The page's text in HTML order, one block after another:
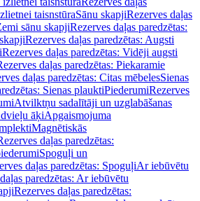
taisnstūraSānu skapjiRezerves daļas
sānu skapjiRezerves daļas paredzētas:
Rezerves daļas paredzētas: Augsti
Rezerves daļas paredzētas: Vidēji augsti
daļas paredzētas: Piekaramie
daļas paredzētas: Citas mēbelesSienas
Sienas plauktiPiederumiRezerves
Atvilktņu sadalītāji un uzglabāšanas
āķiApgaismojuma
Magnētiskās
daļas paredzētas:
Spoguļi un
daļas paredzētas: SpoguļiAr iebūvētu
paredzētas: Ar iebūvētu
Rezerves daļas paredzētas: